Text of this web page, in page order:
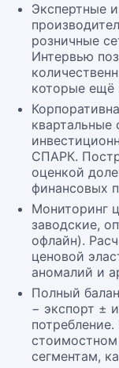
Экспертные
розничные
Интервью
которые ещё
квартальные
СПАРК.
оценкой
финансовых
Мониторинг
заводские,
офлайн).
ценовой
аномалий и
Полный
− экспорт ±
сегментам,